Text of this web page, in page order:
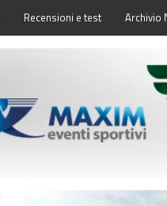
Recensioni e test Archivio